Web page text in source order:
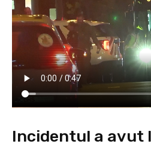
Incidentul a avut